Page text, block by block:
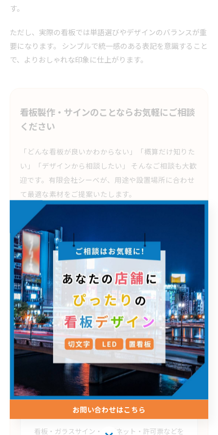
す。
ただし、実際の看板では単語選びやデザインのバランスが重
要になります。 シンプルで統一感のある表記を意識すること
で、よりおしゃれな印象に仕上がります。
看板製作・サインのことならお気軽にご相談
ください
「どんな看板が良いかわからない」「概算だけ知りた
い」「デザインから相談したい」 そんなご相談も大歓
迎です。有限会社シーベが、用途や設置場所に合わせ
て最適な素材をご提案いたします。
施工事例を見る
実際に製作・施工した看板やサインをご紹介して
います。
詳しく見る
看板の種類を見る
看板・ガラスサイン・マグネット・許可票などを
お問い合わせはこちら